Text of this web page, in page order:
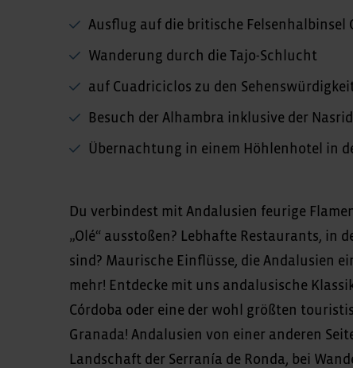
Ausflug auf die britische Felsenhalbinsel
Wanderung durch die Tajo-Schlucht
auf Cuadriciclos zu den
Besuch der Alhambra inklusive der
Übernachtung in einem Höhlenhotel in
Du verbindest mit Andalusien feurige
„Olé“ ausstoßen? Lebhafte Restaurants, in
sind? Maurische Einflüsse, die Andalusien
mehr! Entdecke mit uns andalusische
Córdoba oder eine der wohl größten
Granada! Andalusien von einer anderen
Landschaft der Serranía de Ronda, bei